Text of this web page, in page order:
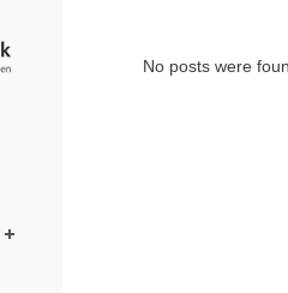
No posts were